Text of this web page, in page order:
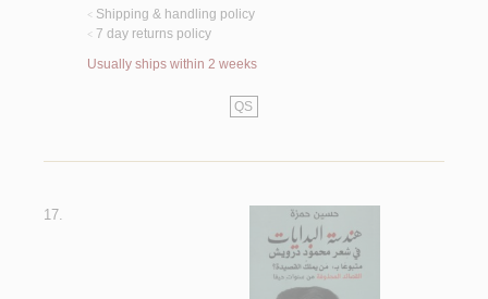
< Shipping & handling policy
< 7 day returns policy
Usually ships within 2 weeks
QS
17.